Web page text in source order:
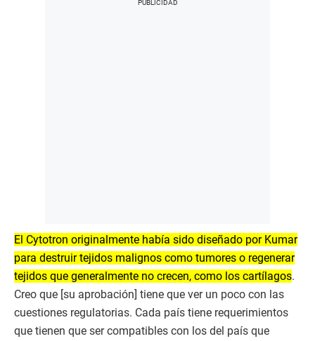
El Cytotron originalmente había sido diseñado por Kumar
para destruir tejidos malignos como tumores o regenerar
tejidos que generalmente no crecen, como los cartílagos.
Creo que [su aprobación] tiene que ver un poco con las
cuestiones regulatorias. Cada país tiene requerimientos
que tienen que ser compatibles con los del país que